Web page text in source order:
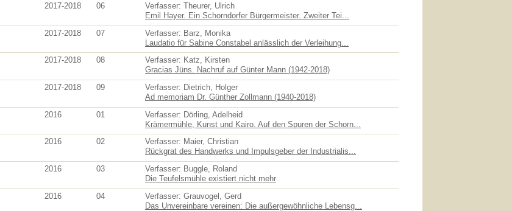
2017-2018 06
Verfasser: Theurer, Ulrich
Emil Hayer. Ein Schorndorfer Bürgermeister. Zweiter Tei...
2017-2018 07
Verfasser: Barz, Monika
Laudatio für Sabine Constabel anlässlich der Verleihung...
2017-2018 08
Verfasser: Katz, Kirsten
Gracias Jüns. Nachruf auf Günter Mann (1942-2018)
2017-2018 09
Verfasser: Dietrich, Holger
Ad memoriam Dr. Günther Zollmann (1940-2018)
2016 01
Verfasser: Dörling, Adelheid
Krämermühle, Kunst und Kairo. Auf den Spuren der Schorn...
2016 02
Verfasser: Maier, Christian
Rückgrat des Handwerks und Impulsgeber der Industrialis...
2016 03
Verfasser: Buggle, Roland
Die Teufelsmühle existiert nicht mehr
2016 04
Verfasser: Grauvogel, Gerd
Das Unvereinbare vereinen: Die außergewöhnliche Lebensg...